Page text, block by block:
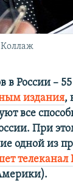
России –
издания,
все
При
одной из
телеканал